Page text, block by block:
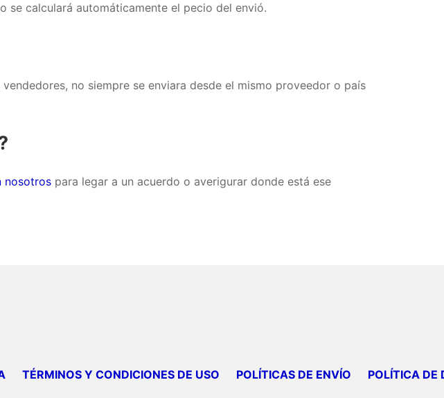
se calculará automáticamente el pecio del envió.
no siempre se enviara desde el mismo proveedor o país
nosotros para legar a un acuerdo o averigurar donde está ese
TÉRMINOS Y CONDICIONES DE USO POLÍTICAS DE ENVÍO POLÍTICA DE